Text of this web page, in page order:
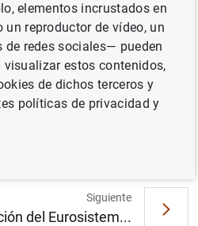
primarios de las
Siguiente
del Eurosistem...
elementos incrustados en
reproductor de vídeo, un
de redes sociales— pueden
estos contenidos,
de dichos terceros y
políticas de privacidad y